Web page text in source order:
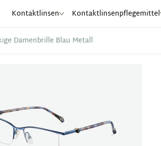
Kontaktlinsen Kontaktlinsenpflegemittel
Damenbrille Blau Metall